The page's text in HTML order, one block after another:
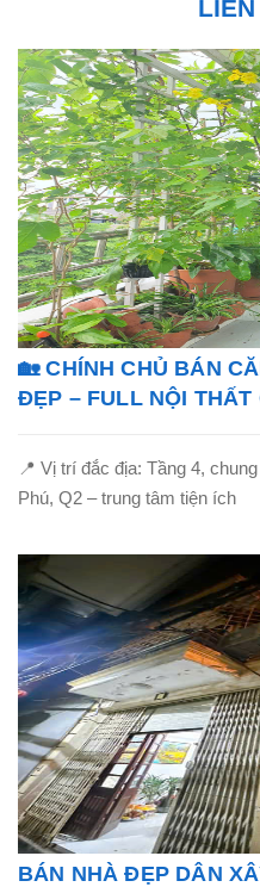
🏡 CHÍNH CHỦ BÁN
ĐẸP – FULL NỘI THẤT
📍 Vị trí đắc địa: Tầng 4,
Phú, Q2 – trung tâm tiện ích
BÁN NHÀ ĐẸP DÂN